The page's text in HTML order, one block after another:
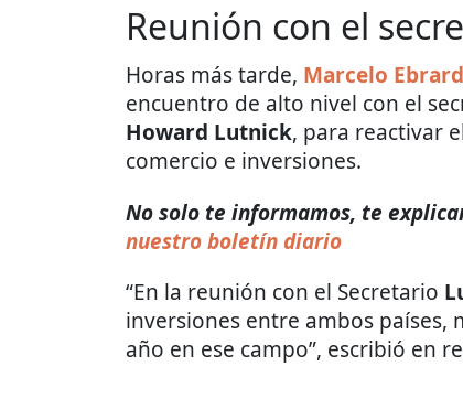
Reunión con el
Horas más tarde, Marcelo Ebrard
encuentro de alto nivel con el
Howard Lutnick, para reactivar
comercio e inversiones.
No solo te informamos, te
nuestro boletín diario
“En la reunión con el Secretario
inversiones entre ambos países,
año en ese campo”, escribió en